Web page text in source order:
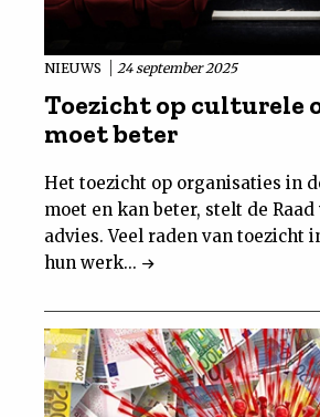
NIEUWS 24 september 2025
Toezicht op culturele
moet beter
Het toezicht op organisaties in
moet en kan beter, stelt de
advies. Veel raden van toezicht
hun werk...